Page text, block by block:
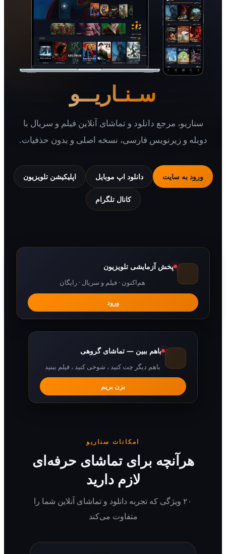
سـنـاریــو
مرجع دانلود و تماشای آنلاین فیلم و سریال با
و زیرنویس فارسی، نسخه اصلی و بدون حذفیات.
به سایت دانلود اپ موبایل اپلیکیشن تلویزیون
کانال تلگرام
پخش آزمایشی تلویزیون
هم‌اکنون · فیلم و سریال · رایگان
باهم ببین — تماشای گروهی
باهم دیگر چت کنید ، شوخی کنید ، فیلم ببنید
امکانات سناریو
برای تماشای حرفه‌ای
لازم دارید
۲۰ ویژگی که تجربه دانلود و تماشای آنلاین شما را
متفاوت می‌کند